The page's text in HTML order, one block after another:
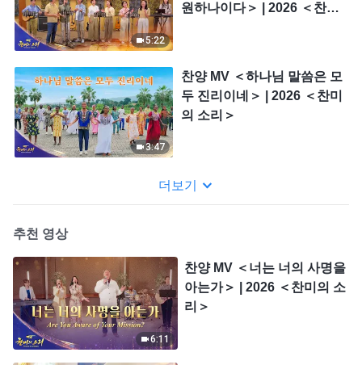
5:22
원하나이다＞ | 2026 ＜찬미
3:47
찬양 MV ＜하나님 말씀은 모
두 진리이네＞ | 2026 ＜찬미
의 소리＞
더보기
추천 영상
6:11
찬양 MV ＜너는 너의 사명을
아는가＞ | 2026 ＜찬미의 소
리＞